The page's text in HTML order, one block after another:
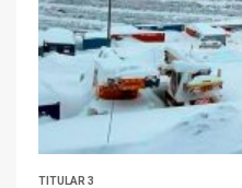
TITULAR 3